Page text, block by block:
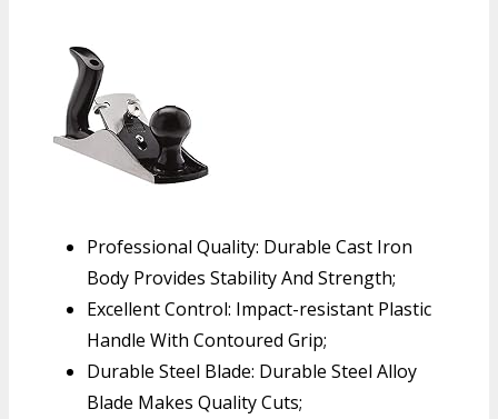
Professional Quality: Durable Cast Iron
Body Provides Stability And Strength;
Excellent Control: Impact-resistant Plastic
Handle With Contoured Grip;
Durable Steel Blade: Durable Steel Alloy
Blade Makes Quality Cuts;